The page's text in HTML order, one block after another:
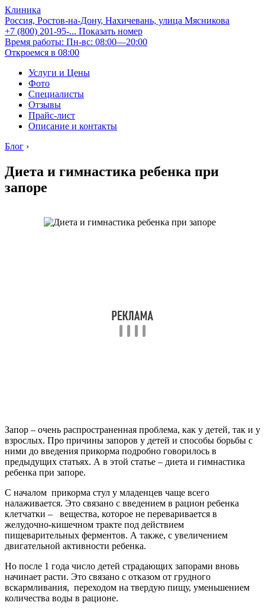
Клиника
Россия, Ростов-на-Дону, Нахичевань, улица Мясникова
+7 (800) 201-95-... Показать номер
Время работы: Пн-вс: 08:00—20:00
Откроемся в 08:00
Услуги и Цены
Фото
Специалисты
Отзывы
Прайс-лист
Описание и контакты
Блог ›
Диета и гимнастика ребенка при
запоре
Запор – очень распространенная проблема, как у детей, так и у
взрослых. Про причины запоров у детей и способы борьбы с
ними до введения прикорма подробно говорилось в
предыдущих статьях. А в этой статье – диета и гимнастика
ребенка при запоре.
С началом прикорма стул у младенцев чаще всего
налаживается. Это связано с введением в рацион ребенка
клетчатки – вещества, которое не переваривается в
желудочно-кишечном тракте под действием
пищеварительных ферментов. А также, с увеличением
двигательной активности ребенка.
Но после 1 года число детей страдающих запорами вновь
начинает расти. Это связано с отказом от грудного
вскармливания, переходом на твердую пищу, уменьшением
количества воды в рационе.